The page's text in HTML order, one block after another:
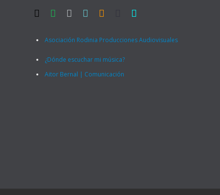
mail spotify apple tiktok amazon tidal
Asociación Rodinia Producciones Audiovisuales
¿Dónde escuchar mi música?
Aitor Bernal | Comunicación